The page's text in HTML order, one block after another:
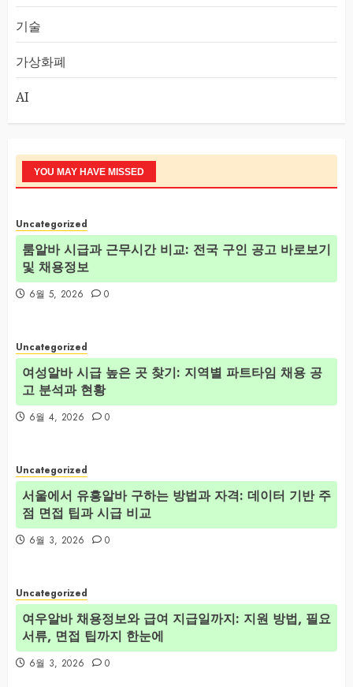
기술
가상화폐
AI
YOU MAY HAVE MISSED
Uncategorized
룸알바 시급과 근무시간 비교: 전국 구인 공고 바로보기
및 채용정보
6월 5, 2026 0
Uncategorized
여성알바 시급 높은 곳 찾기: 지역별 파트타임 채용 공
고 분석과 현황
6월 4, 2026 0
Uncategorized
서울에서 유흥알바 구하는 방법과 자격: 데이터 기반 주
점 면접 팁과 시급 비교
6월 3, 2026 0
Uncategorized
여우알바 채용정보와 급여 지급일까지: 지원 방법, 필요
서류, 면접 팁까지 한눈에
6월 3, 2026 0